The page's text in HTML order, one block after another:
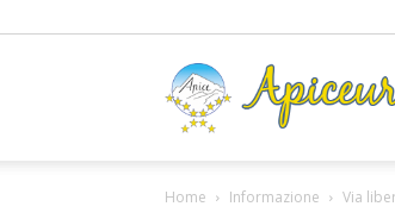
Home Informazione Via